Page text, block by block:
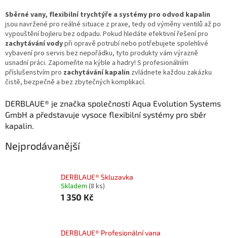
Sběrné vany, flexibilní trychtýře a systémy pro odvod kapalin
jsou navržené pro reálné situace z praxe, tedy od výměny ventilů až po
vypouštění bojleru bez odpadu. Pokud hledáte efektivní řešení pro
zachytávání vodypři opravě potrubí nebo potřebujete spolehlivé
vybavení pro servis bez nepořádku, tyto produkty vám výrazně
usnadní práci. Zapomeňte na kýble a hadry! S profesionálním
příslušenstvím pro zachytávání kapalin zvládnete každou zakázku
čistě, bezpečně a bez zbytečných komplikací.
DERBLAUE® je značka společnosti Aqua Evolution Systems
GmbH a představuje vysoce flexibilní systémy pro sběr
kapalin.
Nejprodávanější
DERBLAUE® Skluzavka
Skladem (8 ks)
1 350 Kč
DERBLAUE® Profesionální vana